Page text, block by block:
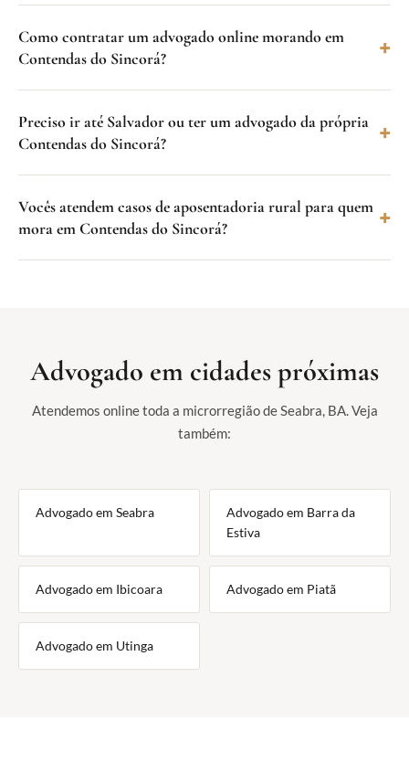
Como contratar um advogado online morando em
Contendas do Sincorá?
Preciso ir até Salvador ou ter um advogado da própria
Contendas do Sincorá?
Vocês atendem casos de aposentadoria rural para quem
mora em Contendas do Sincorá?
Advogado em cidades próximas
Atendemos online toda a microrregião de Seabra, BA. Veja
também:
Advogado em Seabra
Advogado em Barra da
Estiva
Advogado em Ibicoara Advogado em Piatã
Advogado em Utinga